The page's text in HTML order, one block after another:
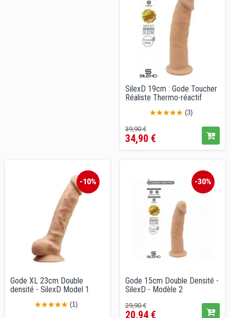
SilexD 19cm : Gode Toucher
Réaliste Thermo-réactif
(3)
Prix
de
39,90 €Prix
34,90 €
-10%
Gode XL 23cm Double
densité - SilexD Model 1
(1)
-30%
Gode 15cm Double Densité -
SilexD - Modèle 2
Prix
29,90 €Prix
20,94 €